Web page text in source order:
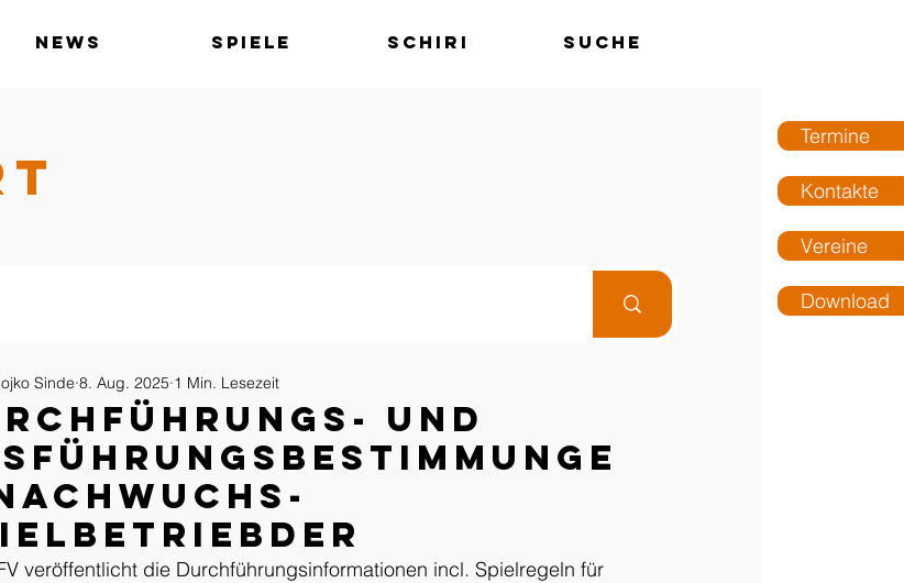
Termine
Kontakte
Vereine
Download
News Spiele Schiri Suche
und
Sinde 8. Aug. 2025 1 Min. Lesezeit
veröffentlicht die Durchführungsinformationen incl. Spielregeln für